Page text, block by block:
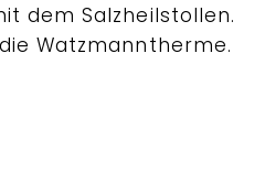
dem Salzheilstollen.
Watzmanntherme.